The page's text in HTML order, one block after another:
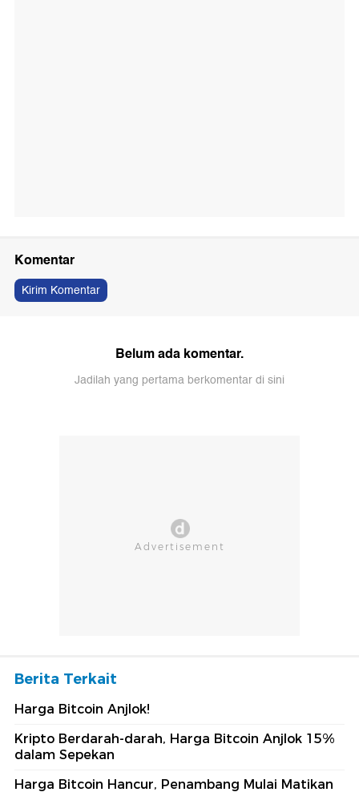
Komentar
Kirim Komentar
Belum ada komentar.
Jadilah yang pertama berkomentar di sini
Berita Terkait
Harga Bitcoin Anjlok!
Kripto Berdarah-darah, Harga Bitcoin Anjlok 15%
dalam Sepekan
Harga Bitcoin Hancur, Penambang Mulai Matikan